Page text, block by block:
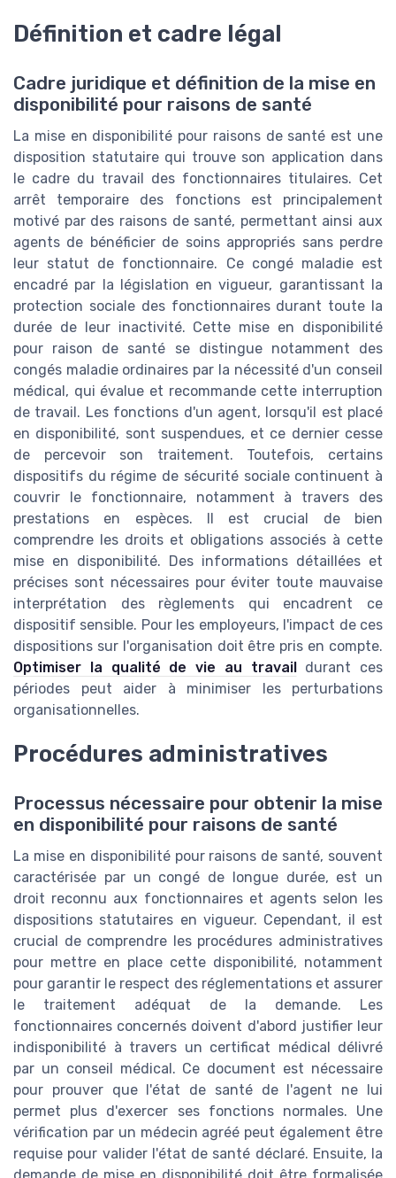
Définition et cadre légal
Cadre juridique et définition de la mise en
disponibilité pour raisons de santé
La mise en disponibilité pour raisons de santé est une
disposition statutaire qui trouve son application dans
le cadre du travail des fonctionnaires titulaires. Cet
arrêt temporaire des fonctions est principalement
motivé par des raisons de santé, permettant ainsi aux
agents de bénéficier de soins appropriés sans perdre
leur statut de fonctionnaire. Ce congé maladie est
encadré par la législation en vigueur, garantissant la
protection sociale des fonctionnaires durant toute la
durée de leur inactivité. Cette mise en disponibilité
pour raison de santé se distingue notamment des
congés maladie ordinaires par la nécessité d'un conseil
médical, qui évalue et recommande cette interruption
de travail. Les fonctions d'un agent, lorsqu'il est placé
en disponibilité, sont suspendues, et ce dernier cesse
de percevoir son traitement. Toutefois, certains
dispositifs du régime de sécurité sociale continuent à
couvrir le fonctionnaire, notamment à travers des
prestations en espèces. Il est crucial de bien
comprendre les droits et obligations associés à cette
mise en disponibilité. Des informations détaillées et
précises sont nécessaires pour éviter toute mauvaise
interprétation des règlements qui encadrent ce
dispositif sensible. Pour les employeurs, l'impact de ces
dispositions sur l'organisation doit être pris en compte.
Optimiser la qualité de vie au travaildurant ces
périodes peut aider à minimiser les perturbations
organisationnelles.
Procédures administratives
Processus nécessaire pour obtenir la mise
en disponibilité pour raisons de santé
La mise en disponibilité pour raisons de santé, souvent
caractérisée par un congé de longue durée, est un
droit reconnu aux fonctionnaires et agents selon les
dispositions statutaires en vigueur. Cependant, il est
crucial de comprendre les procédures administratives
pour mettre en place cette disponibilité, notamment
pour garantir le respect des réglementations et assurer
le traitement adéquat de la demande. Les
fonctionnaires concernés doivent d'abord justifier leur
indisponibilité à travers un certificat médical délivré
par un conseil médical. Ce document est nécessaire
pour prouver que l'état de santé de l'agent ne lui
permet plus d'exercer ses fonctions normales. Une
vérification par un médecin agréé peut également être
requise pour valider l'état de santé déclaré. Ensuite, la